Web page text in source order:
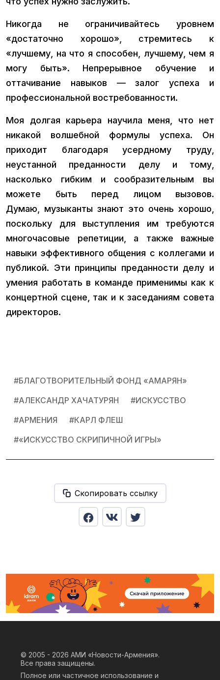
Никогда не ограничивайтесь уровнем
«достаточно хорошо», стремитесь к
«лучшему, на что я способен, лучшему, чем я
могу быть». Непрерывное обучение и
оттачивание навыков — залог успеха и
профессиональной востребованности.
Моя долгая карьера научила меня, что нет
никакой волшебной формулы успеха. Он
приходит благодаря усердному труду,
неустанной преданности делу и тому,
насколько гибким и сообразительным вы
можете быть перед лицом вызовов.
Думаю, музыканты знают это очень хорошо,
поскольку для выступления им требуются
многочасовые репетиции, а также важные
навыки эффективного общения с коллегами и
публикой. Эти принципы преданности делу и
умения работать в команде применимы как к
концертной сцене, так и к заседаниям совета
директоров.
#БЛАГОТВОРИТЕЛЬНЫЙ ФОНД «АМАРЯН»
#АЛЕКСАНДР ХАЧАТУРЯН #ИСКУССТВО
#АРМЕНИЯ #КАРЛ ФЛЕШ
#«ИСКУССТВО СКРИПИЧНОЙ ИГРЫ»
Скопировать ссылку
© 2005 - 2026 АМИ «Новости-Армения».
Все права защищены.
Полное или частичное использование и